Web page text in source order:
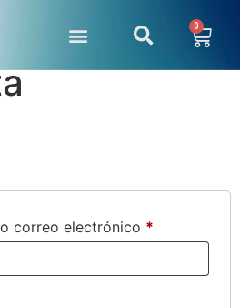
0
correo electrónico *